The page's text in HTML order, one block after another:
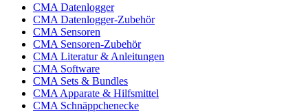
CMA Datenlogger
CMA Datenlogger-Zubehör
CMA Sensoren
CMA Sensoren-Zubehör
CMA Literatur & Anleitungen
CMA Software
CMA Sets & Bundles
CMA Apparate & Hilfsmittel
CMA Schnäppchenecke